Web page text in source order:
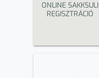
ONLINE SAKKSULI
REGISZTRÁCIÓ